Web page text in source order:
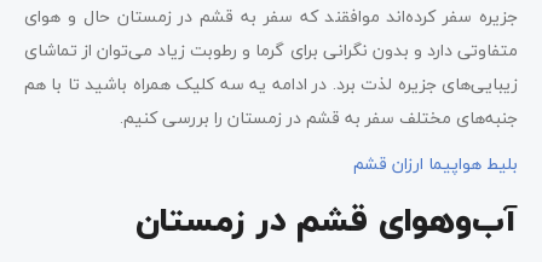
جزیره سفر کرده‌اند موافقند که سفر به قشم در زمستان حال و هوای
متفاوتی دارد و بدون نگرانی برای گرما و رطوبت زیاد می‌توان از تماشای
زیبایی‌های جزیره لذت برد. در ادامه یه سه کلیک همراه باشید تا با هم
جنبه‌های مختلف سفر به قشم در زمستان را بررسی کنیم.
بلیط هواپیما ارزان قشم
آب‌وهوای قشم در زمستان